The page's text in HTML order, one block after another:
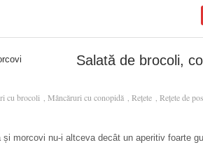
Salată de brocoli,
cu brocoli , Mâncăruri cu conopidă , Rețete , Rețete de
morcovi nu-i altceva decât un aperitiv foarte